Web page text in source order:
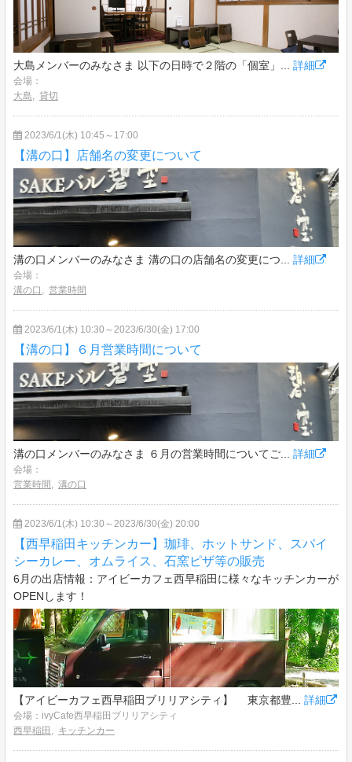
大島メンバーのみなさま 以下の日時で２階の「個室」... 詳細
会場：
大島, 貸切
2023/6/1(木) 10:45～17:00
【溝の口】店舗名の変更について
溝の口メンバーのみなさま 溝の口の店舗名の変更につ... 詳細
会場：
溝の口 , 営業時間
2023/6/1(木) 10:30～2023/6/30(金) 17:00
【溝の口】６月営業時間について
溝の口メンバーのみなさま ６月の営業時間についてご... 詳細
会場：
営業時間 , 溝の口
2023/6/1(木) 10:30～2023/6/30(金) 20:00
【西早稲田キッチンカー】珈琲、ホットサンド、スパイ
シーカレー、オムライス、石窯ピザ等の販売
6月の出店情報：アイビーカフェ西早稲田に様々なキッチンカーが
OPENします！
【アイビーカフェ西早稲田ブリリアシティ】 東京都豊... 詳細
会場：ivyCafe西早稲田ブリリアシティ
西早稲田 , キッチンカー